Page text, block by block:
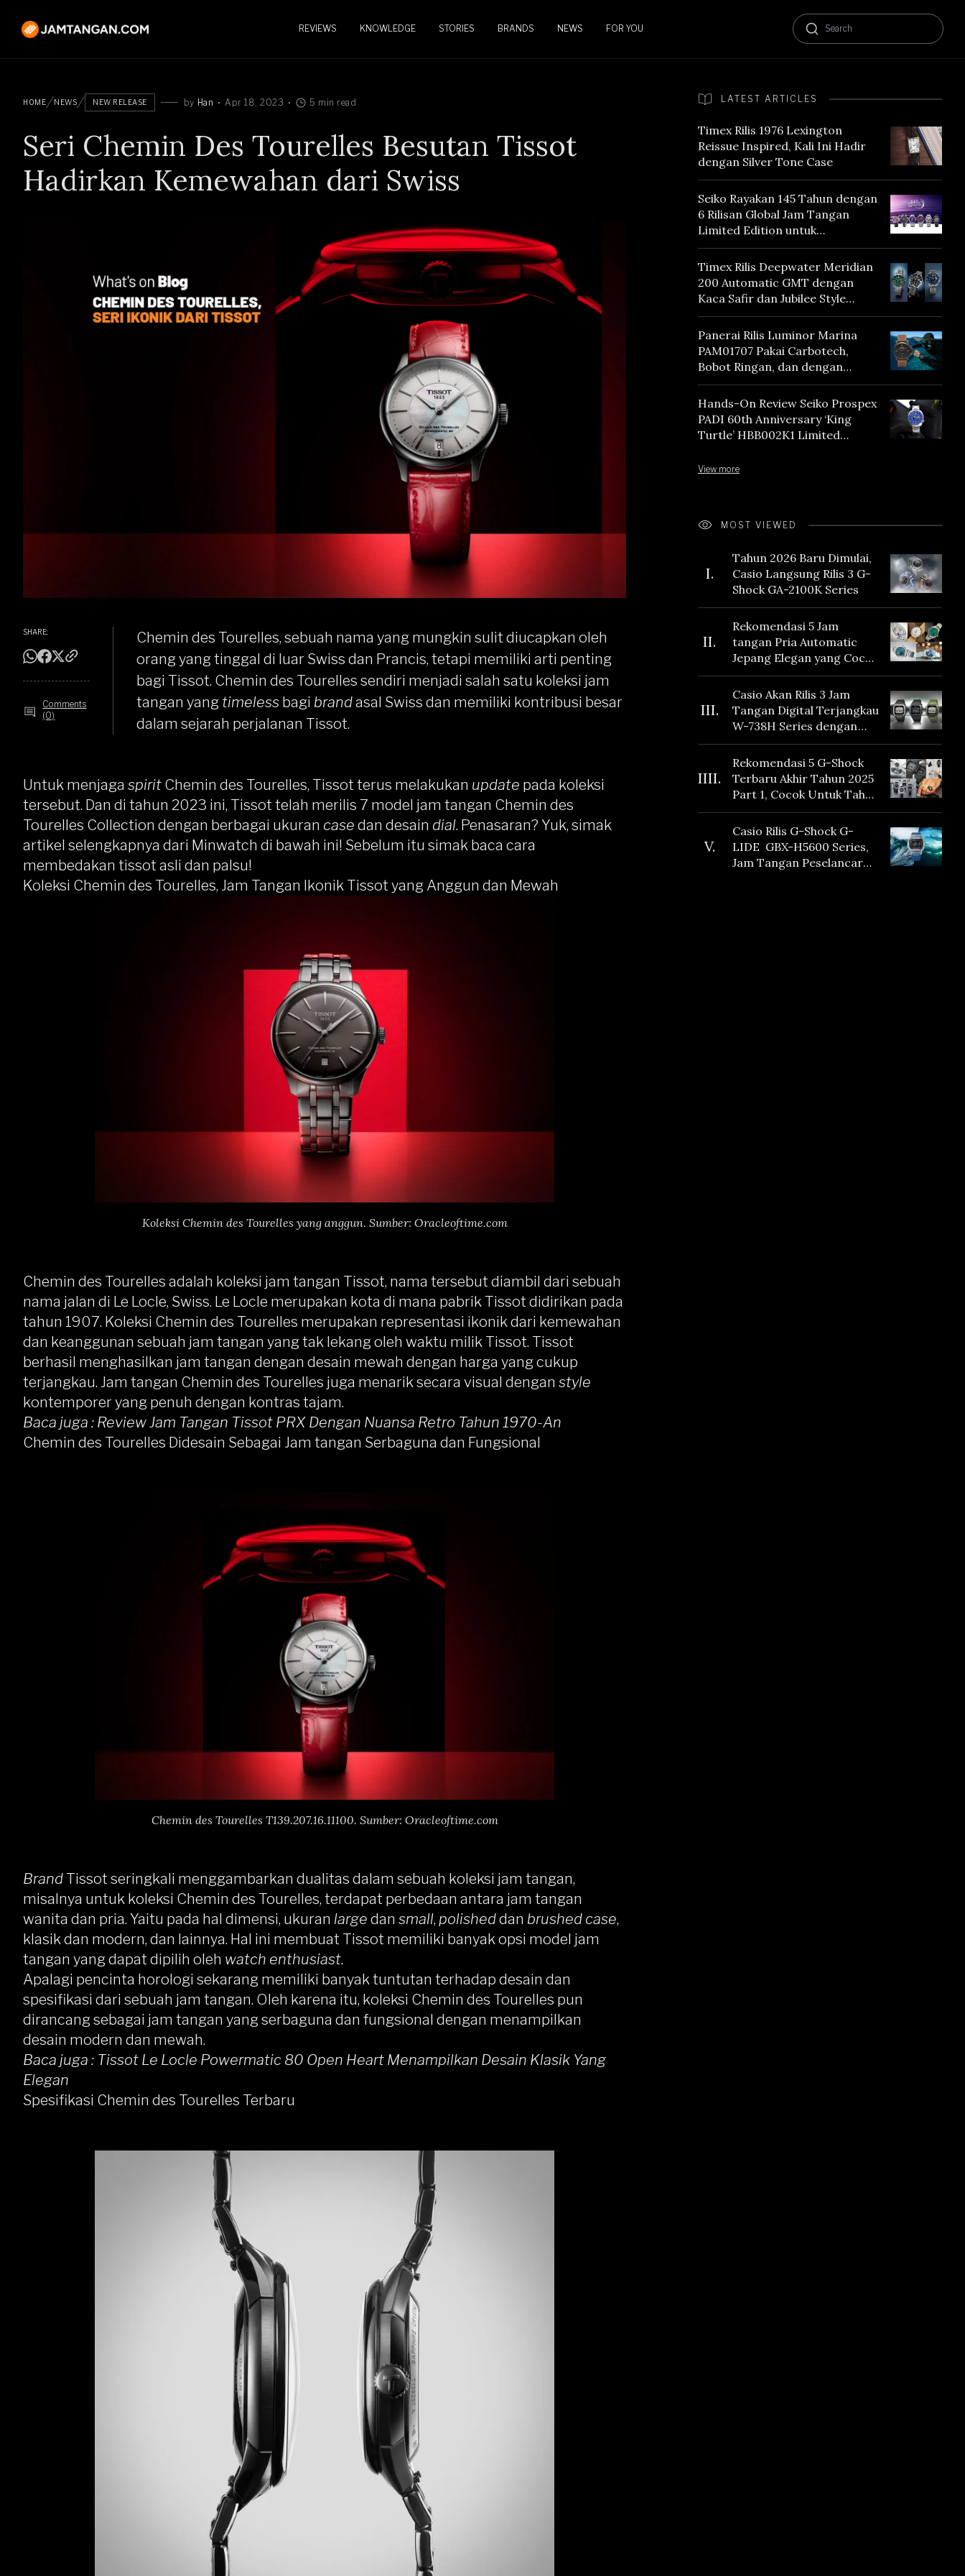
REVIEWS KNOWLEDGE STORIES BRANDS NEWS FOR YOU
HOME NEWS NEW RELEASE by Han Apr 18, 2023 5 min read
Seri Chemin Des Tourelles Besutan Tissot
Hadirkan Kemewahan dari Swiss
SHARE:
Comments
(0)
Chemin des Tourelles, sebuah nama yang mungkin sulit diucapkan oleh
orang yang tinggal di luar Swiss dan Prancis, tetapi memiliki arti penting
bagi Tissot. Chemin des Tourelles sendiri menjadi salah satu koleksi jam
tangan yang timeless bagi brandasal Swiss dan memiliki kontribusi besar
dalam sejarah perjalanan Tissot.
Untuk menjaga spirit Chemin des Tourelles, Tissot terus melakukan update pada koleksi
tersebut. Dan di tahun 2023 ini, Tissot telah merilis 7 model jam tangan Chemin des
Tourelles Collection dengan berbagai ukuran case dan desain dial. Penasaran? Yuk, simak
artikel selengkapnya dari Minwatch di bawah ini! Sebelum itu simak baca cara
membedakan tissot asli dan palsu!
Koleksi Chemin des Tourelles, Jam Tangan Ikonik Tissot yang Anggun dan Mewah
Koleksi Chemin des Tourelles yang anggun. Sumber: Oracleoftime.com
Chemin des Tourelles adalah koleksi jam tangan Tissot, nama tersebut diambil dari sebuah
nama jalan di Le Locle, Swiss. Le Locle merupakan kota di mana pabrik Tissot didirikan pada
tahun 1907. Koleksi Chemin des Tourelles merupakan representasi ikonik dari kemewahan
dan keanggunan sebuah jam tangan yang tak lekang oleh waktu milik Tissot. Tissot
berhasil menghasilkan jam tangan dengan desain mewah dengan harga yang cukup
terjangkau. Jam tangan Chemin des Tourelles juga menarik secara visual dengan style
kontemporer yang penuh dengan kontras tajam.
Baca juga : Review Jam Tangan Tissot PRX Dengan Nuansa Retro Tahun 1970-An
Chemin des Tourelles Didesain Sebagai Jam tangan Serbaguna dan Fungsional
Chemin des Tourelles T139.207.16.11100. Sumber: Oracleoftime.com
Brand Tissot seringkali menggambarkan dualitas dalam sebuah koleksi jam tangan,
misalnya untuk koleksi Chemin des Tourelles, terdapat perbedaan antara jam tangan
wanita dan pria. Yaitu pada hal dimensi, ukuran large dan small, polisheddan brushed case,
klasik dan modern, dan lainnya. Hal ini membuat Tissot memiliki banyak opsi model jam
tangan yang dapat dipilih oleh watch enthusiast.
Apalagi pencinta horologi sekarang memiliki banyak tuntutan terhadap desain dan
spesifikasi dari sebuah jam tangan. Oleh karena itu, koleksi Chemin des Tourelles pun
dirancang sebagai jam tangan yang serbaguna dan fungsional dengan menampilkan
desain modern dan mewah.
Baca juga : Tissot Le Locle Powermatic 80 Open Heart Menampilkan Desain Klasik Yang
Elegan
Spesifikasi Chemin des Tourelles Terbaru
LATEST ARTICLES
Timex Rilis 1976 Lexington
Reissue Inspired, Kali Ini Hadir
dengan Silver Tone Case
Seiko Rayakan 145 Tahun dengan
6 Rilisan Global Jam Tangan
Limited Edition untuk
Menghormati Edo Purple,
Warna yang Mencerminkan
Warisan Tokyo
Timex Rilis Deepwater Meridian
200 Automatic GMT dengan
Kaca Safir dan Jubilee Style
Bracelet
Panerai Rilis Luminor Marina
PAM01707 Pakai Carbotech,
Bobot Ringan, dan dengan
Vintage Vibes
Hands-On Review Seiko Prospex
PADI 60th Anniversary ‘King
Turtle’ HBB002K1 Limited
View more
MOST VIEWED
I.
Tahun 2026 Baru Dimulai,
Casio Langsung Rilis 3 G-
Shock GA-2100K Series
II.
Rekomendasi 5 Jam
tangan Pria Automatic
Jepang Elegan yang Cocok
Dikoleksi di 2026
III.
Casio Akan Rilis 3 Jam
Tangan Digital Terjangkau
W-738H Series dengan
Masa Baterai 10 Tahun
dan Fitur Vibration
IIII.
Rekomendasi 5 G-Shock
Terbaru Akhir Tahun 2025
Part 1, Cocok Untuk Tahun
Baru!
V.
Casio Rilis G-Shock G-
LIDE GBX-H5600 Series,
Jam Tangan Peselancar